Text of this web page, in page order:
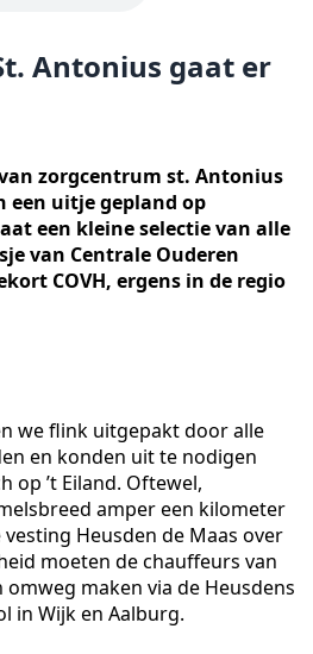
Antonius gaat er
zorgcentrum st. Antonius
een uitje gepland op
een kleine selectie van alle
van Centrale Ouderen
COVH, ergens in de regio
we flink uitgepakt door alle
en konden uit te nodigen
op ’t Eiland. Oftewel,
amper een kilometer
Heusden de Maas over
moeten de chauffeurs van
omweg maken via de Heusdens
in Wijk en Aalburg.